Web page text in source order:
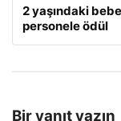
2 yaşındaki
personele ödül
Bir yanıt yazın